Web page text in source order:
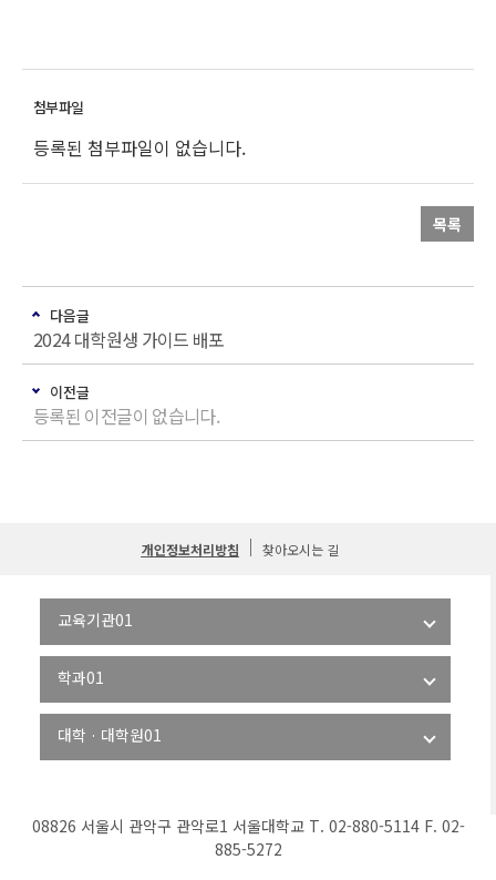
등록된 첨부파일이 없습니다.
목록
다음글
2024 대학원생 가이드 배포
이전글
등록된 이전글이 없습니다.
개인정보처리방침 찾아오시는 길
08826 서울시 관악구 관악로1 서울대학교 T. 02-880-5114 F. 02-
885-5272